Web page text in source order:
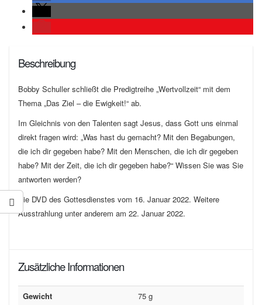
Beschreibung
Bobby Schuller schließt die Predigtreihe „Wertvollzeit“ mit dem
Thema „Das Ziel – die Ewigkeit!“ ab.
Im Gleichnis von den Talenten sagt Jesus, dass Gott uns einmal
direkt fragen wird: „Was hast du gemacht? Mit den Begabungen,
die ich dir gegeben habe? Mit den Menschen, die ich dir gegeben
habe? Mit der Zeit, die ich dir gegeben habe?“ Wissen Sie was Sie
antworten werden?
Die DVD des Gottesdienstes vom 16. Januar 2022. Weitere
Ausstrahlung unter anderem am 22. Januar 2022.
Zusätzliche Informationen
Gewicht
75 g